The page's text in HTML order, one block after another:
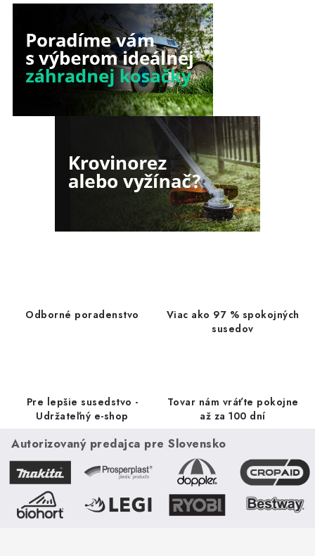
Odborné poradenstvo
Viac ako 97 % spokojných
susedov
Pre lepšie susedstvo -
Udržateľný e-shop
Tovar nám vráťte pokojne
až za 100 dní
Autorizovaný predajca pre Slovensko